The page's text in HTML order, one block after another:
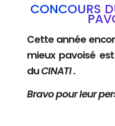
CONCOURS
Cette année
mieux pavoisé
duCINATI .
Bravo pour leur